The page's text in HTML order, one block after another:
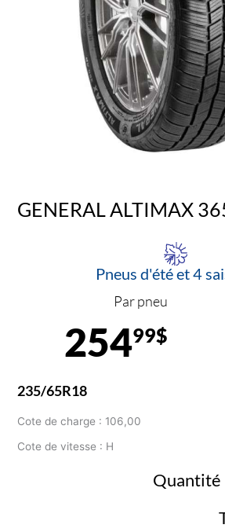
GENERAL ALTIMAX
Pneus d'été et 4
Par pneu
25499$
235/65R18
Cote de charge : 106,00
Cote de vitesse : H
Quantité